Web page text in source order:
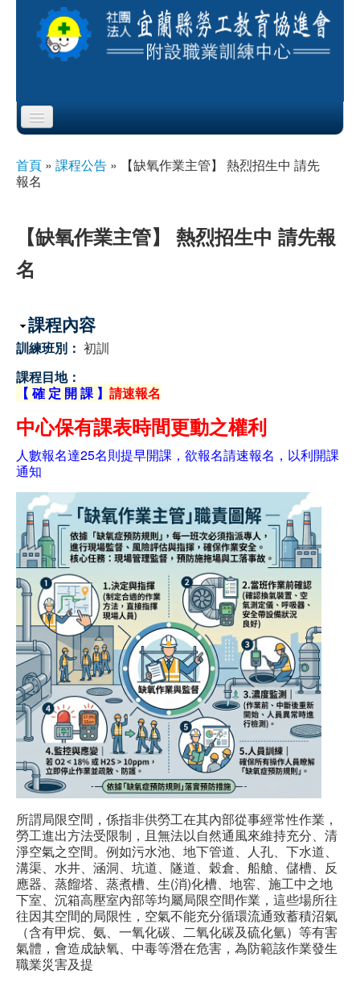
Skip to content
Skip to navigation
協會簡介
服務項目
公布欄
即測即評
職安測驗
交通位置
線上報名
反應信箱
資安公告
您在這裡
首頁 » 課程公告 »
【缺氧作業主管】 熱烈招生中 請先
報名
【缺氧作業主管】 熱烈招生中 請先報
名
隱藏
課程內容
訓練班別： 初訓
課程目地：
【 確 定 開 課 】 請速報名
中心保有課表時間更動之權利
人數報名達25名則提早開課，欲報名請速報名，以利開課
通知
所謂局限空間，係指非供勞工在其內部從事經常性作業，
勞工進出方法受限制，且無法以自然通風來維持充分、清
淨空氣之空間。例如污水池、地下管道、人孔、下水道、
溝渠、水井、涵洞、坑道、隧道、穀倉、船艙、儲槽、反
應器、蒸餾塔、蒸煮槽、生(消)化槽、地窖、施工中之地
下室、沉箱高壓室內部等均屬局限空間作業，這些場所往
往因其空間的局限性，空氣不能充分循環流通致蓄積沼氣
（含有甲烷、氨、一氧化碳、二氧化碳及硫化氫）等有害
氣體，會造成缺氧、中毒等潛在危害，為防範該作業發生
職業災害及提